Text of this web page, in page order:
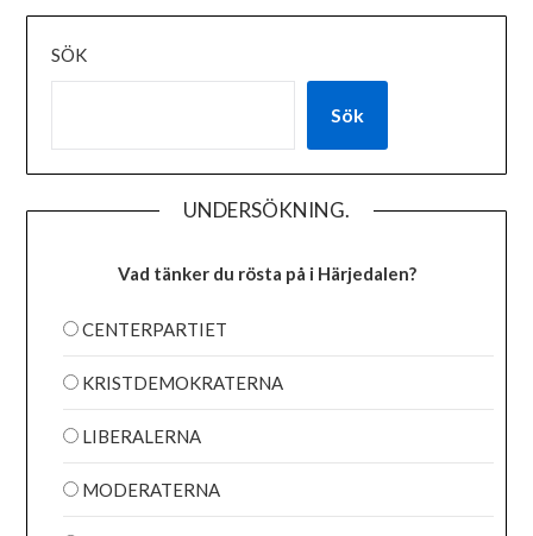
SÖK
Sök
UNDERSÖKNING.
Vad tänker du rösta på i Härjedalen?
CENTERPARTIET
KRISTDEMOKRATERNA
LIBERALERNA
MODERATERNA